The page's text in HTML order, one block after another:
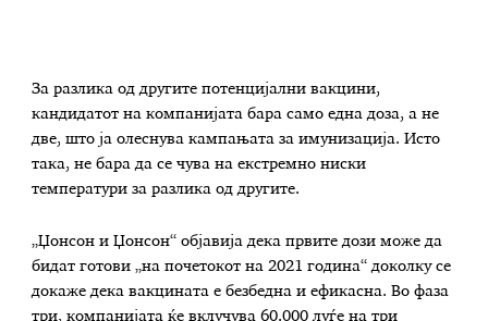
За разлика од другите потенцијални вакцини,
кандидатот на компанијата бара само една доза, а не
две, што ја олеснува кампањата за имунизација. Исто
така, не бара да се чува на екстремно ниски
температури за разлика од другите.
„Џонсон и Џонсон“ објавија дека првите дози може да
бидат готови „на почетокот на 2021 година“ доколку се
докаже дека вакцината е безбедна и ефикасна. Во фаза
три, компанијата ќе вклучува 60.000 луѓе на три